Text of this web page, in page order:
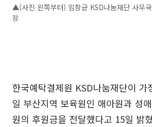
▲(사진 왼쪽부터) 임창균 KSD나눔재단 사무
장
한국예탁결제원 KSD나눔재단이 가
일 부산지역 보육원인 애아원과 성
원의 후원금을 전달했다고 15일 밝